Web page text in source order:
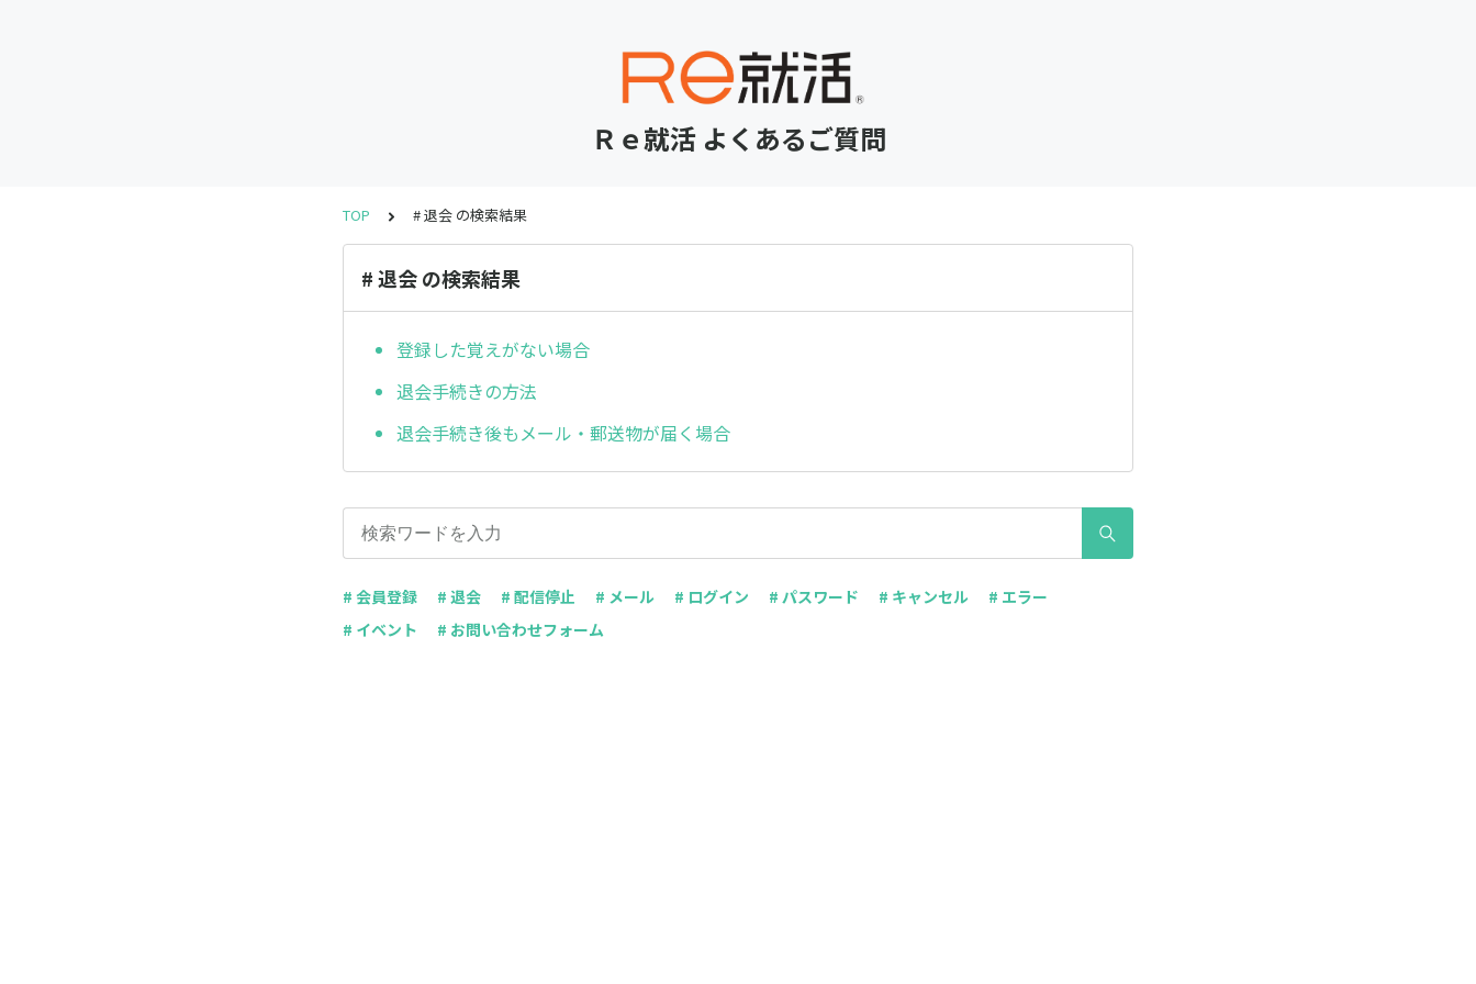
Ｒｅ就活 よくあるご質問
TOP # 退会 の検索結果
# 退会 の検索結果
登録した覚えがない場合
退会手続きの方法
退会手続き後もメール・郵送物が届く場合
# 会員登録 # 退会 # 配信停止 # メール # ログイン # パスワード # キャンセル
# エラー
# イベント
# お問い合わせフォーム